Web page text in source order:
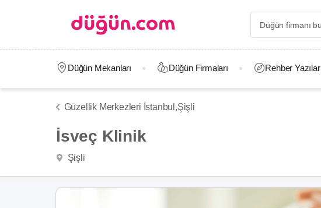
Düğün Mekanları Düğün Firmaları Rehber Yazılar
Güzellik Merkezleri İstanbul,Şişli
İsveç Klinik
Şişli